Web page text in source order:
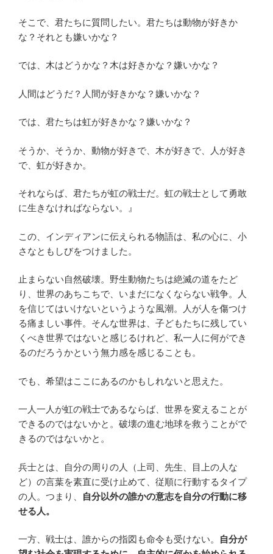
そこで、君たちに質問したい。君たちは動物が好きか
な？それとも嫌いかな？
では、木はどうかな？木は好きかな？嫌いかな？
人間はどうだ？人間が好きかな？嫌いかな？
では、君たちは虹が好きかな？嫌いかな？
そうか、そうか、動物が好きで、木が好きで、人が好き
で、虹が好きか。
それならば、君たちが虹の戦士だ。虹の戦士として勇敢
に生きなければならない。』
この、インディアンに伝えられる物語は、私の心に、小
さなともしびをつけました。
止まらない自然破壊。野生動物たちは絶滅の道をたど
り、世界のあちこちで、いまだになくならない戦争。人
を信じてはいけないというような風潮。人が人を傷つけ
る痛ましい事件。そんな世界は、子どもたちに残してい
くべき世界ではないと感じるけれど、私一人に何ができ
るのだろうかという無力感を感じることも。
でも、希望はここにあるのかもしれないと思えた。
一人一人が虹の戦士であるならば、世界を変えることが
できるのではないかと。破壊の進む地球を救うことがで
きるのではないかと。
兵士とは、自分の周りの人（上司、先生、目上の人な
ど）の言葉を素直に受け止めて、従順に行動するタイプ
の人。つまり、
自分以外の誰かの意志を自分の行動に移
せる人。
一方、戦士は、誰からの指図も命令も受けない。
自分が